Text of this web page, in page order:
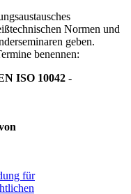
Normen und
geben.
benennen:
ISO 10042 -